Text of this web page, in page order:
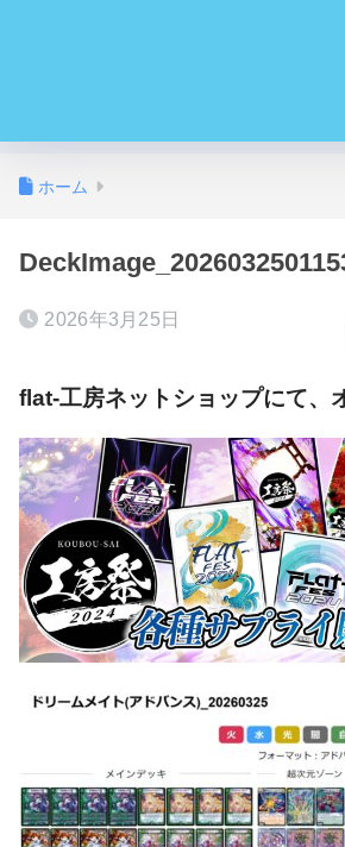
ホーム
2026年3月25日
flat-工房ネットショップにて、